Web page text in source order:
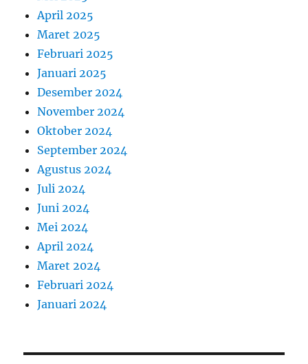
April 2025
Maret 2025
Februari 2025
Januari 2025
Desember 2024
November 2024
Oktober 2024
September 2024
Agustus 2024
Juli 2024
Juni 2024
Mei 2024
April 2024
Maret 2024
Februari 2024
Januari 2024